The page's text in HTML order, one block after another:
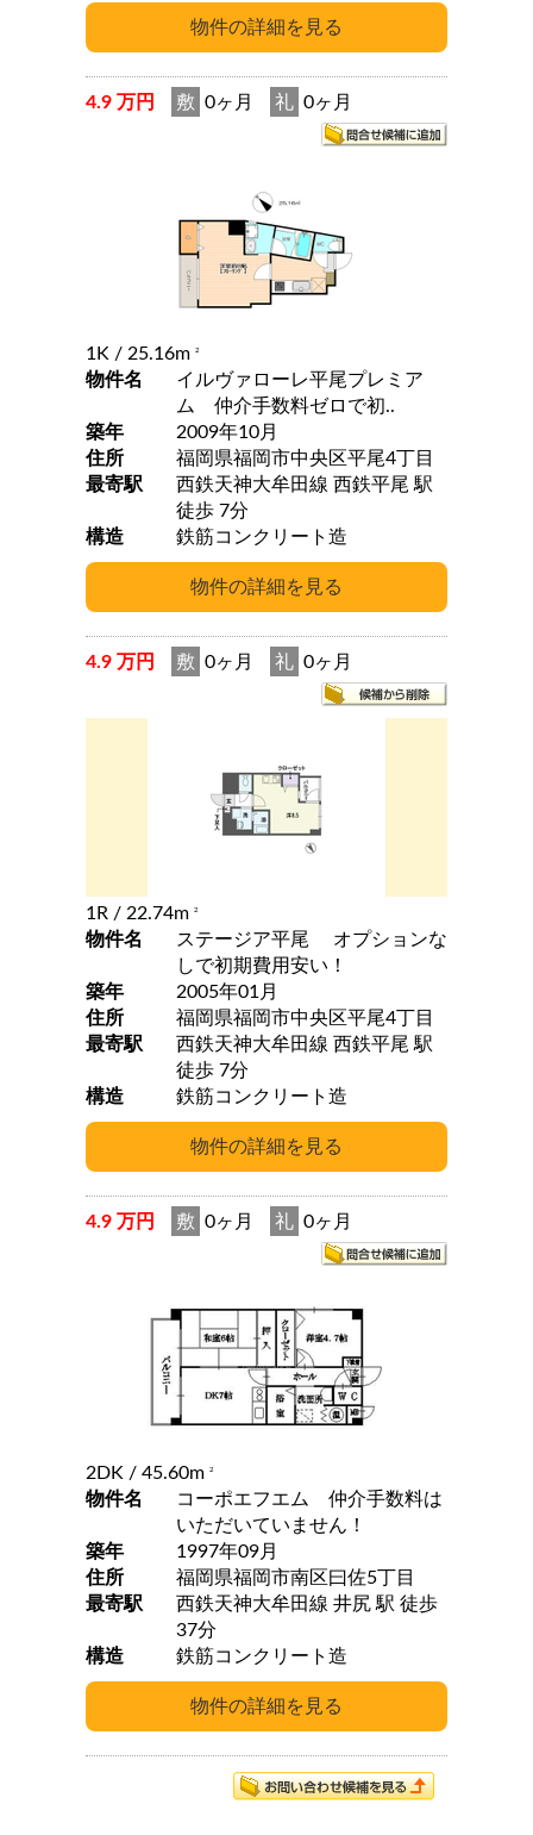
4.9 万円 敷 0ヶ月 礼 0ヶ月
1K / 25.16m 2
物件名
イルヴァローレ平尾プレミア
ム 仲介手数料ゼロで初..
築年
2009年10月
住所
福岡県福岡市中央区平尾4丁目
最寄駅
西鉄天神大牟田線 西鉄平尾 駅
徒歩 7分
構造
鉄筋コンクリート造
4.9 万円 敷 0ヶ月 礼 0ヶ月
1R / 22.74m 2
物件名
ステージア平尾 オプションな
しで初期費用安い！
築年
2005年01月
住所
福岡県福岡市中央区平尾4丁目
最寄駅
西鉄天神大牟田線 西鉄平尾 駅
徒歩 7分
構造
鉄筋コンクリート造
4.9 万円 敷 0ヶ月 礼 0ヶ月
2DK / 45.60m 2
物件名
コーポエフエム 仲介手数料は
いただいていません！
築年
1997年09月
住所
福岡県福岡市南区曰佐5丁目
最寄駅
西鉄天神大牟田線 井尻 駅 徒歩
37分
構造
鉄筋コンクリート造